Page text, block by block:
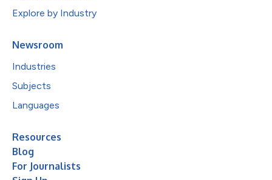
Explore by Industry
Newsroom
Industries
Subjects
Languages
Resources
Blog
For Journalists